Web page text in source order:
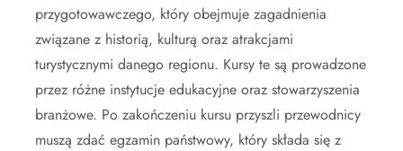
przygotowawczego, który obejmuje zagadnienia
związane z historią, kulturą oraz atrakcjami
turystycznymi danego regionu. Kursy te są prowadzone
przez różne instytucje edukacyjne oraz stowarzyszenia
branżowe. Po zakończeniu kursu przyszli przewodnicy
muszą zdać egzamin państwowy, który składa się z